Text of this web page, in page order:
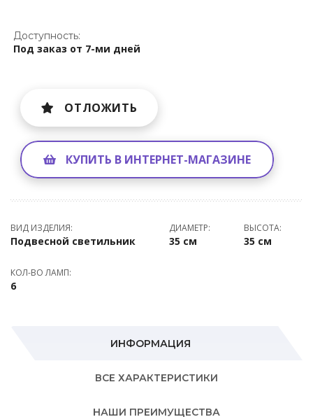
Доступность:
Под заказ от 7-ми дней
ОТЛОЖИТЬ
КУПИТЬ В ИНТЕРНЕТ-МАГАЗИНЕ
ВИД ИЗДЕЛИЯ:
Подвесной светильник
ДИАМЕТР:
35 см
ВЫСОТА:
35 см
КОЛ-ВО ЛАМП:
6
ИНФОРМАЦИЯ
ВСЕ ХАРАКТЕРИСТИКИ
НАШИ ПРЕИМУЩЕСТВА